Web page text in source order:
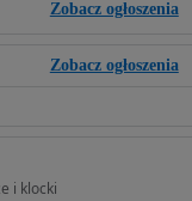
Zobacz ogłoszenia
Zobacz ogłoszenia
i klocki